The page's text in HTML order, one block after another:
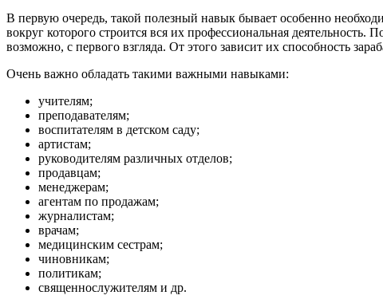
В первую очередь, такой полезный навык бывает особенно
вокруг которого строится вся их профессиональная
возможно, с первого взгляда. От этого зависит их способность
Очень важно обладать такими важными навыками:
учителям;
преподавателям;
воспитателям в детском саду;
артистам;
руководителям различных отделов;
продавцам;
менеджерам;
агентам по продажам;
журналистам;
врачам;
медицинским сестрам;
чиновникам;
политикам;
священнослужителям и др.